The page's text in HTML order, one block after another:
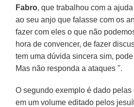
Fabro, que trabalhou com a
ao seu anjo que falasse com os
fazer com eles o que não
hora de convencer, de fazer
tem uma dúvida sincera sim,
Mas não responda a ataques ".
O segundo exemplo é dado
em um volume editado pelos